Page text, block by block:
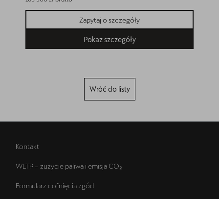
Zapytaj o szczegóły
Pokaż szczegóły
Wróć do listy
Kontakt
WLTP – zużycie paliwa i emisja CO₂
Formularz cofnięcia zgód